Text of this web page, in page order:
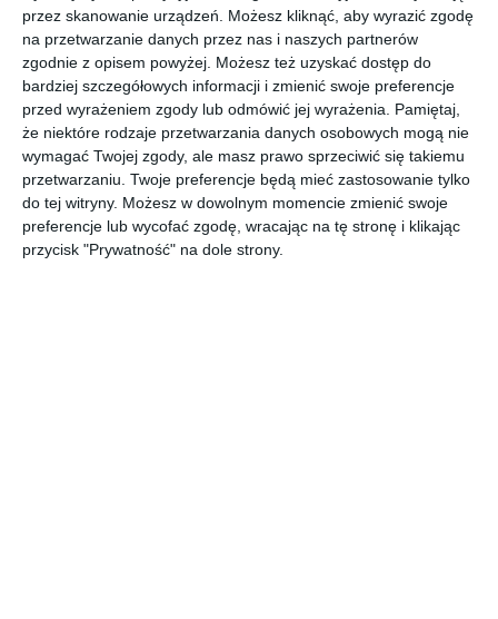
przez skanowanie urządzeń. Możesz kliknąć, aby wyrazić zgodę
na przetwarzanie danych przez nas i naszych partnerów
zgodnie z opisem powyżej. Możesz też uzyskać dostęp do
bardziej szczegółowych informacji i zmienić swoje preferencje
przed wyrażeniem zgody lub odmówić jej wyrażenia. Pamiętaj,
że niektóre rodzaje przetwarzania danych osobowych mogą nie
wymagać Twojej zgody, ale masz prawo sprzeciwić się takiemu
przetwarzaniu. Twoje preferencje będą mieć zastosowanie tylko
do tej witryny. Możesz w dowolnym momencie zmienić swoje
preferencje lub wycofać zgodę, wracając na tę stronę i klikając
przycisk "Prywatność" na dole strony.
INSPIRACJA
Przedpokój z
drewnianymi panelami z
oliwkowym kolorem